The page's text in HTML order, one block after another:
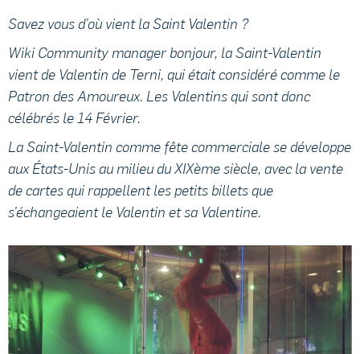
Savez vous d’où vient la Saint Valentin ?
Wiki Community manager bonjour, la Saint-Valentin
vient de Valentin de Terni, qui était considéré comme le
Patron des Amoureux. Les Valentins qui sont donc
célébrés le 14 Février.
La Saint-Valentin comme fête commerciale se développe
aux États-Unis au milieu du XIXème siècle, avec la vente
de cartes qui rappellent les petits billets que
s’échangeaient le Valentin et sa Valentine.